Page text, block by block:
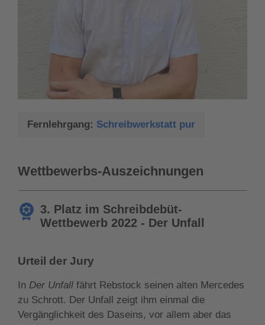
Fernlehrgang: Schreibwerkstatt pur
Wettbewerbs-Auszeichnungen
3. Platz im Schreibdebüt-
Wettbewerb 2022 - Der Unfall
Urteil der Jury
In Der Unfall fährt Rebstock seinen alten Mercedes
zu Schrott. Der Unfall zeigt ihm einmal die
Vergänglichkeit des Daseins, vor allem aber das